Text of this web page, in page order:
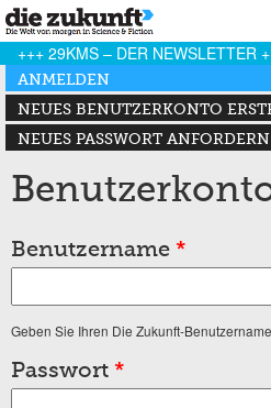
+++ 29KMS – DER NEWSLETTER
Haupt-Reiter
ANMELDEN
(AKTIVER REITER)
NEUES BENUTZERKONTO
NEUES PASSWORT ANFORDERN
Benutzername *
Geben Sie Ihren Die Zukunft-
Passwort *